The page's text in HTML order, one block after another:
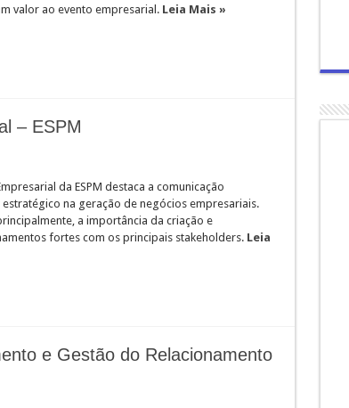
valor ao evento empresarial. Leia Mais »
– ESPM
da ESPM destaca a comunicação
na geração de negócios empresariais.
a importância da criação e
fortes com os principais stakeholders. Leia
e Gestão do Relacionamento